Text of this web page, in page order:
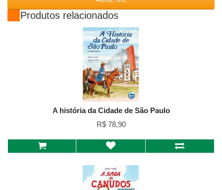
Produtos relacionados
A história da Cidade de São Paulo
R$ 78,90